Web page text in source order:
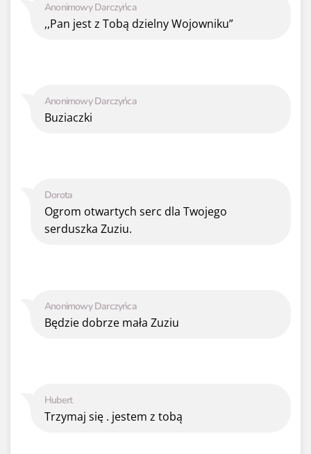
Hubert
Trzymaj się . jestem z tobą
Anonimowy Darczyńca
Będzie dobrze mała Zuziu
Dorota
Ogrom otwartych serc dla Twojego
serduszka Zuziu.
Anonimowy Darczyńca
Buziaczki
Anonimowy Darczyńca
,,Pan jest z Tobą dzielny Wojowniku”